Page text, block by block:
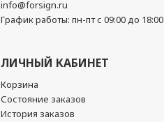
info@forsign.ru
График работы: пн-пт с 09:00 до 18:00
ЛИЧНЫЙ КАБИНЕТ
Корзина
Состояние заказов
История заказов